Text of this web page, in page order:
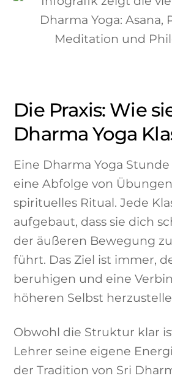
Die Praxis: Wie
Dharma Yoga
Eine Dharma Yoga
eine Abfolge von
spirituelles Ritual. Jede
aufgebaut, dass sie dich
der äußeren Bewegung
führt. Das Ziel ist immer,
beruhigen und eine
höheren Selbst
Obwohl die Struktur klar
Lehrer seine eigene
der Tradition von Sri